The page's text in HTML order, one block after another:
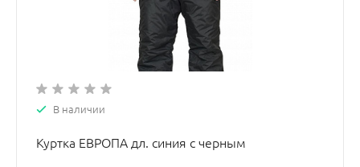
В наличии
Куртка ЕВРОПА дл. синия с черным